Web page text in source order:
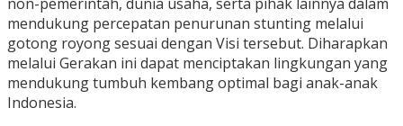
mendukung percepatan penurunan stunting melalui
gotong royong sesuai dengan Visi tersebut. Diharapkan
melalui Gerakan ini dapat menciptakan lingkungan yang
mendukung tumbuh kembang optimal bagi anak-anak
Indonesia.